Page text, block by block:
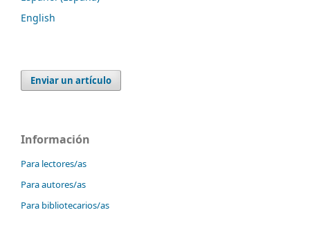
English
Enviar un artículo
Información
Para lectores/as
Para autores/as
Para bibliotecarios/as